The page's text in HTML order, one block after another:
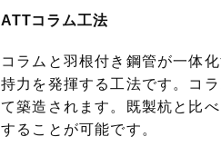
ATTコラム工法
コラムと羽根付き鋼管が一体
持力を発揮する工法です。コ
て築造されます。既製杭と比
することが可能です。